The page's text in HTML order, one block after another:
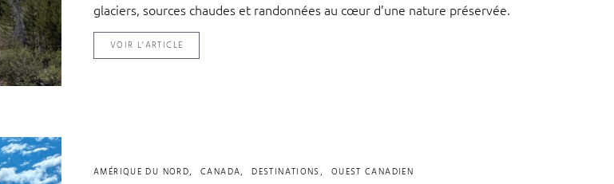
glaciers, sources chaudes et randonnées au cœur d’une nature préservée.
VOIR L'ARTICLE
AMÉRIQUE DU NORD CANADA DESTINATIONS OUEST CANADIEN